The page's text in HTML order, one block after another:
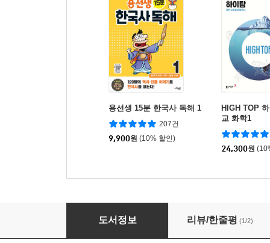
용선생 15분 한국사 독해 1
207건
9,900원 (10% 할인)
HIGH TOP
교 화학1
24,300원
창의력과학 세페이드 1F 화학 (상)
도서정보 리뷰/한줄평 (1/2)